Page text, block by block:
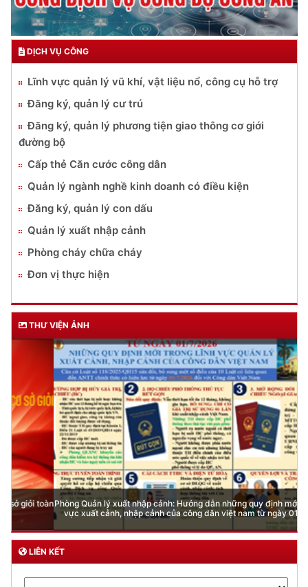
DỊCH VỤ CÔNG
Lĩnh vực quản lý vũ khí, vật liệu nổ, công cụ hỗ trợ
Đăng ký, quản lý cư trú
Đăng ký, quản lý phương tiện giao thông cơ giới
đường bộ
Cấp thẻ Căn cước công dân
Quản lý ngành nghề kinh doanh có điều kiện
Đăng ký, quản lý con dấu
Quản lý xuất nhập cảnh
Phòng cháy chữa cháy
Đơn vị thực hiện
THƯ VIỆN ẢNH
Phòng Quản lý xuất nhập cảnh: Hướng dẫn những quy định mới trong lĩnh
vực xuất cảnh, nhập cảnh của công dân việt nam từ ngày 01/7/2026
LIÊN KẾT